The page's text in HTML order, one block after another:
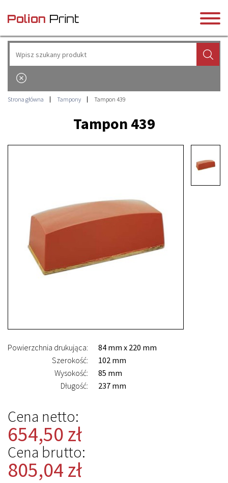
Strona główna Tampony Tampon 439
Tampon 439
Powierzchnia drukująca:
84 mm x 220 mm
Szerokość:
102 mm
Wysokość:
85 mm
Długość:
237 mm
Cena netto:
654,50 zł
Cena brutto:
805,04 zł